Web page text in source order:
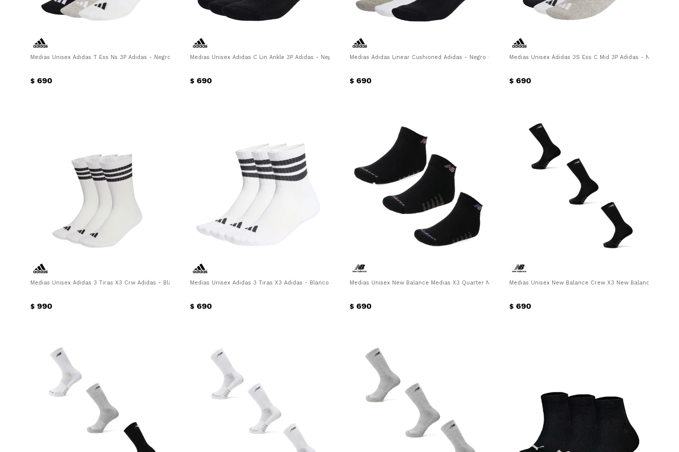
Medias Unisex Adidas T Ess Ns 3P Adidas - Negro - Blanco - Gris
$ 690
Medias Unisex Adidas C Lin Ankle 3P Adidas - Negro - Blanco
$ 690
Medias Adidas Linear Cushioned Adidas - Negro - Blanco - Gris
$ 690
Medias Unisex Adidas 3S Ess C Mid 3P Adidas - Negro -
$ 690
Medias Unisex Adidas 3 Tiras X3 Crw Adidas - Blanco - Negro
$ 990
Medias Unisex Adidas 3 Tiras X3 Adidas - Blanco - Negro
$ 690
Medias Unisex New Balance Medias X3 Quarter New Balance - Negro - Rosa - Violeta
$ 690
Medias Unisex New Balance Crew X3 New Balance - Negro
$ 690